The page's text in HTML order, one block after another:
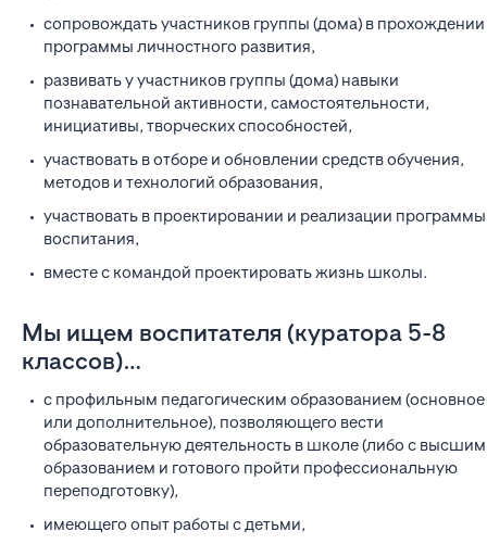
сопровождать участников группы (дома) в прохождении
программы личностного развития,
развивать у участников группы (дома) навыки
познавательной активности, самостоятельности,
инициативы, творческих способностей,
участвовать в отборе и обновлении средств обучения,
методов и технологий образования,
участвовать в проектировании и реализации программы
воспитания,
вместе с командой проектировать жизнь школы.
Мы ищем воспитателя (куратора 5-8
классов)…
с профильным педагогическим образованием (основное
или дополнительное), позволяющего вести
образовательную деятельность в школе (либо с высшим
образованием и готового пройти профессиональную
переподготовку),
имеющего опыт работы с детьми,